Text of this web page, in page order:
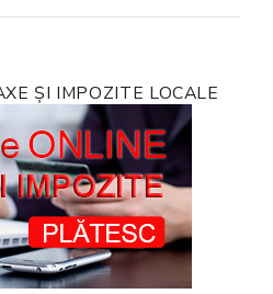
ȘI IMPOZITE LOCALE